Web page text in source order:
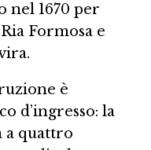
nel 1670 per
Formosa e
è
d’ingresso: la
a quattro